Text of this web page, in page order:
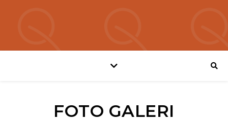
FOTO GALERI